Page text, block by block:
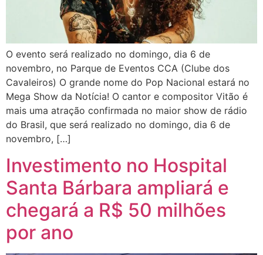
O evento será realizado no domingo, dia 6 de
novembro, no Parque de Eventos CCA (Clube dos
Cavaleiros) O grande nome do Pop Nacional estará no
Mega Show da Notícia! O cantor e compositor Vitão é
mais uma atração confirmada no maior show de rádio
do Brasil, que será realizado no domingo, dia 6 de
novembro, […]
Investimento no Hospital
Santa Bárbara ampliará e
chegará a R$ 50 milhões
por ano